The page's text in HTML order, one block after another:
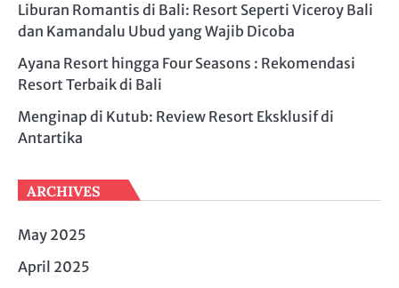
Liburan Romantis di Bali: Resort Seperti Viceroy Bali
dan Kamandalu Ubud yang Wajib Dicoba
Ayana Resort hingga Four Seasons : Rekomendasi
Resort Terbaik di Bali
Menginap di Kutub: Review Resort Eksklusif di
Antartika
ARCHIVES
May 2025
April 2025